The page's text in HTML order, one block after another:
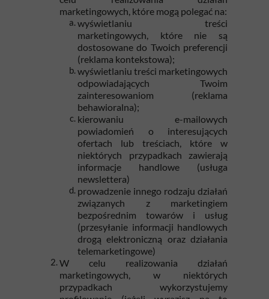
marketingowych, które mogą polegać na:
wyświetlaniu treści
marketingowych, które nie są
dostosowane do Twoich preferencji
(reklama kontekstowa);
wyświetlaniu treści marketingowych
odpowiadających Twoim
zainteresowaniom (reklama
behawioralna);
kierowaniu e-mailowych
powiadomień o interesujących
ofertach lub treściach, które w
niektórych przypadkach zawierają
informacje handlowe (usługa
newslettera)
prowadzenie innego rodzaju działań
związanych z marketingiem
bezpośrednim towarów i usług
(przesyłanie informacji handlowych
drogą elektroniczną oraz działania
telemarketingowe)
W celu realizowania działań
marketingowych, w niektórych
przypadkach wykorzystujemy